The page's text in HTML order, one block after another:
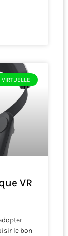
VR
le bon